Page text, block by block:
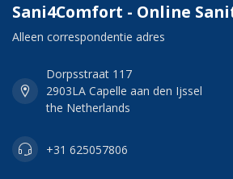
Sani4Comfort - Online
Alleen correspondentie adres
Dorpsstraat 117
2903LA Capelle aan den Ijssel
the Netherlands
+31 625057806